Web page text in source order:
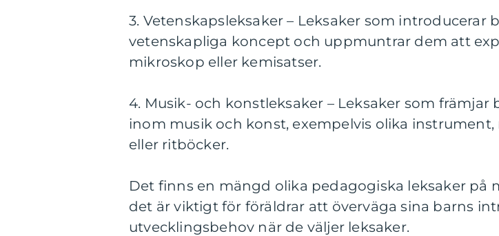
3. Vetenskapsleksaker – Leksaker som introducerar
vetenskapliga koncept och uppmuntrar dem att
mikroskop eller kemisatser.
4. Musik- och konstleksaker – Leksaker som
inom musik och konst, exempelvis olika
eller ritböcker.
Det finns en mängd olika pedagogiska leksaker på
det är viktigt för föräldrar att överväga sina barns
utvecklingsbehov när de väljer leksaker.